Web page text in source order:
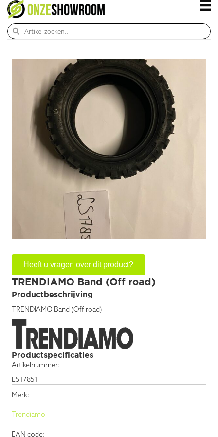
Productspecificaties
Artikelnummer:
LS17851
Merk:
Trendiamo
EAN code:
Heeft u vragen over dit product?
TRENDIAMO Band (Off road)
Productbeschrijving
TRENDIAMO Band (Off road)